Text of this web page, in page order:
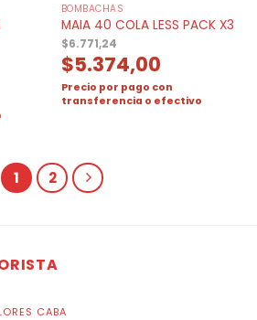
BOMBACHAS
MAIA 40 COLA LESS PACK X3
$6.771,24
$5.374,00
Precio por pago con
transferencia o efectivo
1 2
CABA